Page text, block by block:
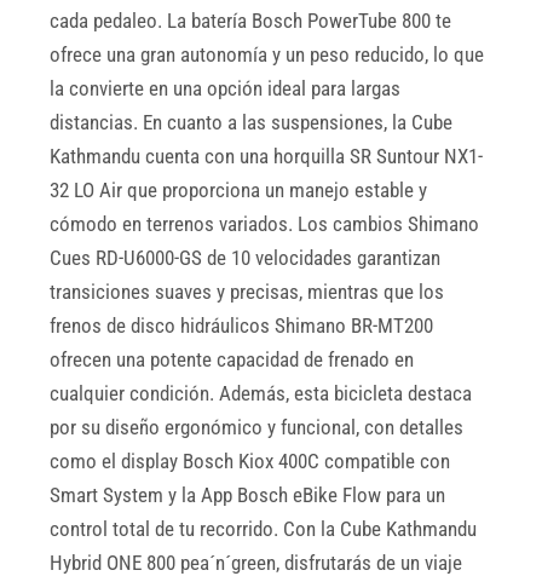
cada pedaleo. La batería Bosch PowerTube 800 te
ofrece una gran autonomía y un peso reducido, lo que
la convierte en una opción ideal para largas
distancias. En cuanto a las suspensiones, la Cube
Kathmandu cuenta con una horquilla SR Suntour NX1-
32 LO Air que proporciona un manejo estable y
cómodo en terrenos variados. Los cambios Shimano
Cues RD-U6000-GS de 10 velocidades garantizan
transiciones suaves y precisas, mientras que los
frenos de disco hidráulicos Shimano BR-MT200
ofrecen una potente capacidad de frenado en
cualquier condición. Además, esta bicicleta destaca
por su diseño ergonómico y funcional, con detalles
como el display Bosch Kiox 400C compatible con
Smart System y la App Bosch eBike Flow para un
control total de tu recorrido. Con la Cube Kathmandu
Hybrid ONE 800 pea´n´green, disfrutarás de un viaje